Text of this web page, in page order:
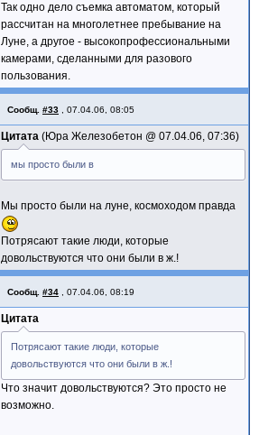
Так одно дело съемка автоматом, который
рассчитан на многолетнее пребывание на
Луне, а другое - высокопрофессиональными
камерами, сделанными для разового
пользования.
Сообщ. #33 07.04.06, 08:05
Цитата Юра Железобетон @ 07.04.06, 07:36
мы просто были в
Мы просто были на луне, космоходом правда
Потрясают такие люди, которые
довольствуются что они были в ж.!
Сообщ. #34 07.04.06, 08:19
Цитата
Потрясают такие люди, которые
довольствуются что они были в ж.!
Что значит довольствуются? Это просто не
возможно.